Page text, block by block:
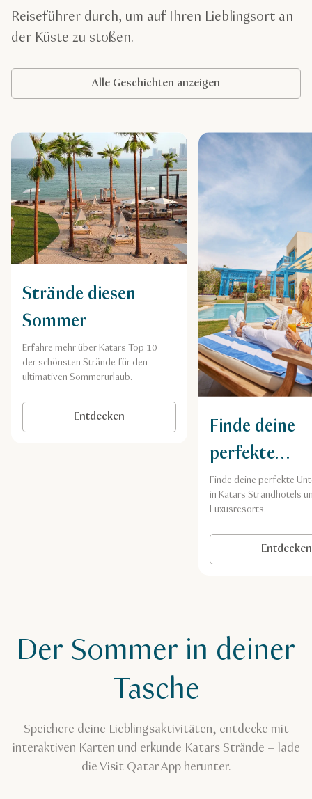
Alle Geschichten anzeigen
Reiseführer durch, um auf Ihren Lieblingsort an
der Küste zu stoßen.
Strände diesen
Sommer
Erfahre mehr über Katars Top 10
der schönsten Strände für den
ultimativen Sommerurlaub.
Entdecken
Finde deine
perfekte
Unterkunft
Finde deine perfekte
in Katars Strandhotels
Luxusresorts.
Entdecken
Der Sommer in deiner
Tasche
Speichere deine Lieblingsaktivitäten, entdecke mit
interaktiven Karten und erkunde Katars Strände – lade
die Visit Qatar App herunter.